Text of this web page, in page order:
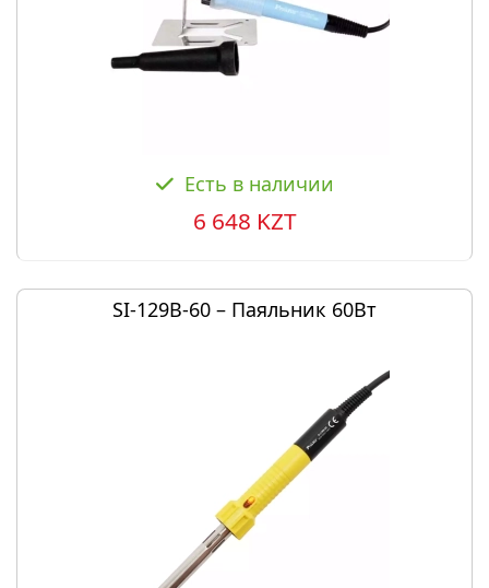
Есть в наличии
6 648 KZT
SI-129B-60 – Паяльник 60Вт